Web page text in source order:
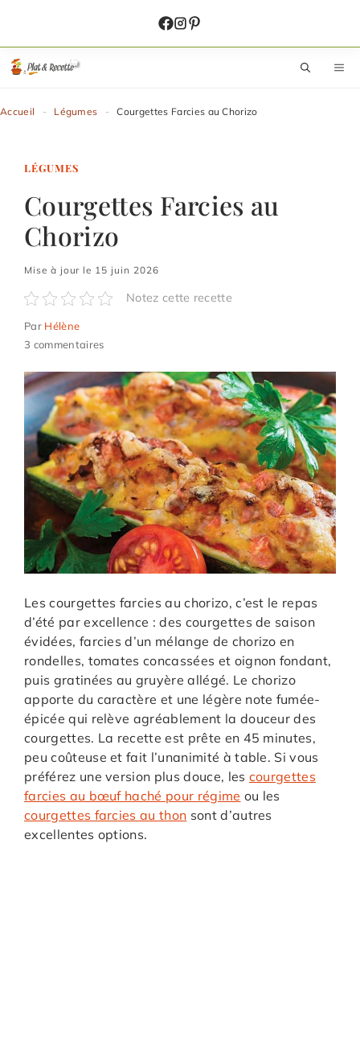
contenu
Accueil - Légumes - Courgettes Farcies au Chorizo
LÉGUMES
Courgettes Farcies au
Chorizo
Mise à jour le 15 juin 2026
Notez cette recette
Par Hélène
3 commentaires
Les courgettes farcies au chorizo, c’est le repas
d’été par excellence : des courgettes de saison
évidées, farcies d’un mélange de chorizo en
rondelles, tomates concassées et oignon fondant,
puis gratinées au gruyère allégé. Le chorizo
apporte du caractère et une légère note fumée-
épicée qui relève agréablement la douceur des
courgettes. La recette est prête en 45 minutes,
peu coûteuse et fait l’unanimité à table. Si vous
préférez une version plus douce, les courgettes
farcies au bœuf haché pour régime ou les
courgettes farcies au thon sont d’autres
excellentes options.